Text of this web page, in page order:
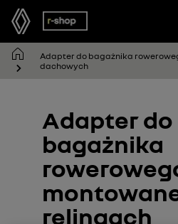
Adapter do bagażnika
dachowych
Adapter do
bagażnika
relingach